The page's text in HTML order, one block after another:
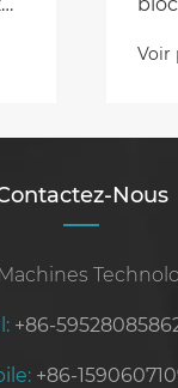
tout
Voir
Nous
+86-
+86-